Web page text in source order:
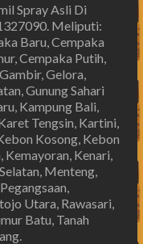
Spray Asli Di
Meliputi:
Baru, Cempaka
Cempaka Putih,
Gelora,
Gunung Sahari
Kampung Bali,
Tengsin, Kartini,
Kosong, Kebon
Kenari,
Menteng,
Utara, Rawasari,
Batu, Tanah